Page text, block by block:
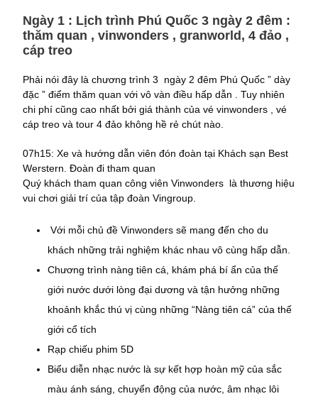
Ngày 1 : Lịch trình Phú Quốc 3 ngày 2 đêm :
thăm quan , vinwonders , granworld, 4 đảo ,
cáp treo
Phải nói đây là chương trình 3 ngày 2 đêm Phú Quốc ” dày
đặc ” điểm thăm quan với vô vàn điều hấp dẫn . Tuy nhiên
chi phí cũng cao nhất bởi giá thành của vé vinwonders , vé
cáp treo và tour 4 đảo không hề rẻ chút nào.
07h15: Xe và hướng dẫn viên đón đoàn tại Khách sạn Best
Werstern. Đoàn đi tham quan
Quý khách tham quan công viên Vinwonders là thương hiệu
vui chơi giải trí của tập đoàn Vingroup.
Với mỗi chủ đề Vinwonders sẽ mang đến cho du
khách những trải nghiệm khác nhau vô cùng hấp dẫn.
Chương trình nàng tiên cá, khám phá bí ẩn của thế
giới nước dưới lòng đại dương và tận hưởng những
khoảnh khắc thú vị cùng những “Nàng tiên cá” của thế
giới cổ tích
Rạp chiếu phim 5D
Biểu diễn nhạc nước là sự kết hợp hoàn mỹ của sắc
màu ánh sáng, chuyển động của nước, âm nhạc lôi